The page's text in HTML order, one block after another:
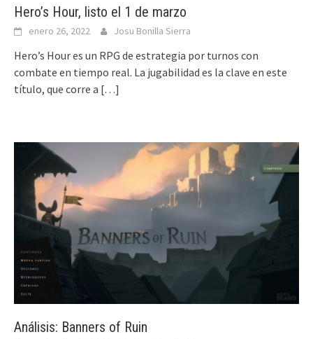
Hero’s Hour, listo el 1 de marzo
enero 26, 2022 Josu Bonilla Sierra
Hero’s Hour es un RPG de estrategia por turnos con
combate en tiempo real. La jugabilidad es la clave en este
título, que corre a […]
Análisis: Banners of Ruin